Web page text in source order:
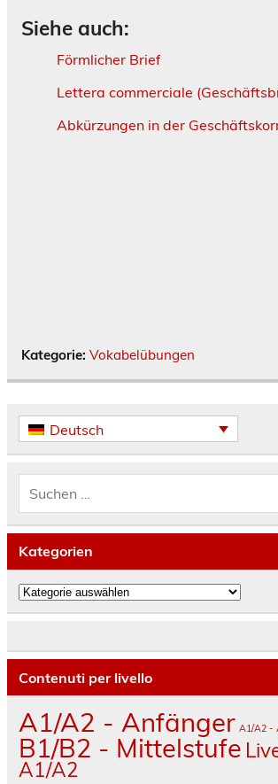
Siehe auch:
Förmlicher Brief
Lettera commerciale
Abkürzungen in der
Kategorie: Vokabelübungen
Deutsch
Kategorien
Kategorien
Contenuti per livello
A1/A2 - Anfänger A1/A2 -
B1/B2 - Mittelstufe
A1/A2